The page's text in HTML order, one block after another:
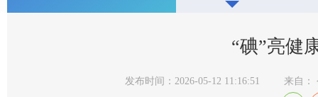
“碘”亮健
发布时间：2026-05-12 11:16:51 来自：